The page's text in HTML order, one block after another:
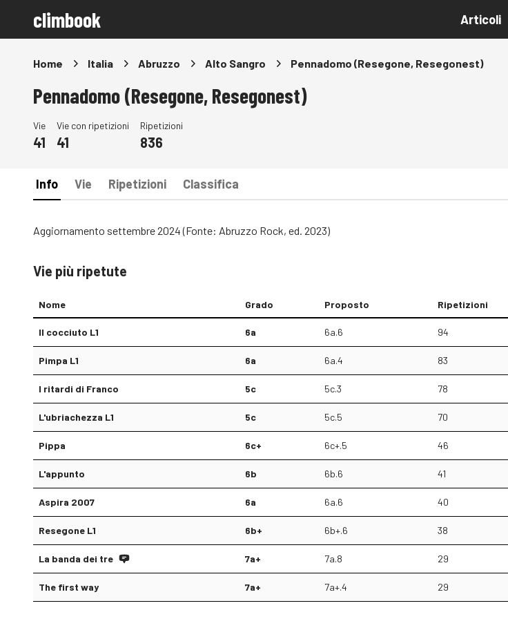
climbook Articoli
Home Italia Abruzzo Alto Sangro Pennadomo (Resegone, Resegonest)
Pennadomo (Resegone, Resegonest)
Vie
41
Vie con ripetizioni
41
Ripetizioni
836
Info Vie Ripetizioni Classifica
Aggiornamento settembre 2024 (Fonte: Abruzzo Rock, ed. 2023)
Vie più ripetute
Nome Grado Proposto Ripetizioni
Il cocciuto L1 6a 6a.6 94
Pimpa L1 6a 6a.4 83
I ritardi di Franco 5c 5c.3 78
L'ubriachezza L1 5c 5c.5 70
Pippa 6c+ 6c+.5 46
L'appunto 6b 6b.6 41
Aspira 2007 6a 6a.6 40
Resegone L1 6b+ 6b+.6 38
La banda dei tre 7a+ 7a.8 29
The first way 7a+ 7a+.4 29